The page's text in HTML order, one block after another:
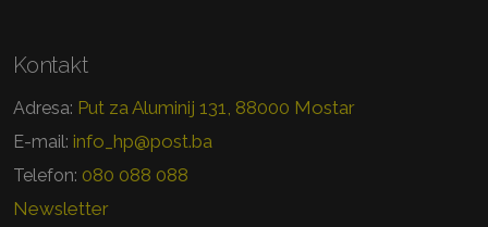
Kontakt
Adresa: Put za Aluminij 131, 88000 Mostar
E-mail: info_hp@post.ba
Telefon: 080 088 088
Newsletter